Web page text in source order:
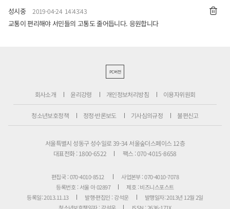
성시중 2019-04-24 14:43:43
교통이 편리해야 서민들의 고통도 줄어듭니다. 응원합니다
PC버전
회사소개 윤리강령 개인정보처리방침 이용자위원회
청소년보호정책 정정·반론보도 기사심의규정 불편신고
서울특별시 성동구 성수일로 39-34 서울숲더스페이스 12층
대표전화 : 1800-6522
팩스 : 070-4015-8658
편집국 : 070-4010-8512
사업본부 : 070-4010-7078
등록번호 : 서울 아 02897
제호 : 비즈니스포스트
등록일: 2013.11.13
발행·편집인 : 강석운
발행일자: 2013년 12월 2일
청소년보호책임자 : 강석운
ISSN : 2636-171X